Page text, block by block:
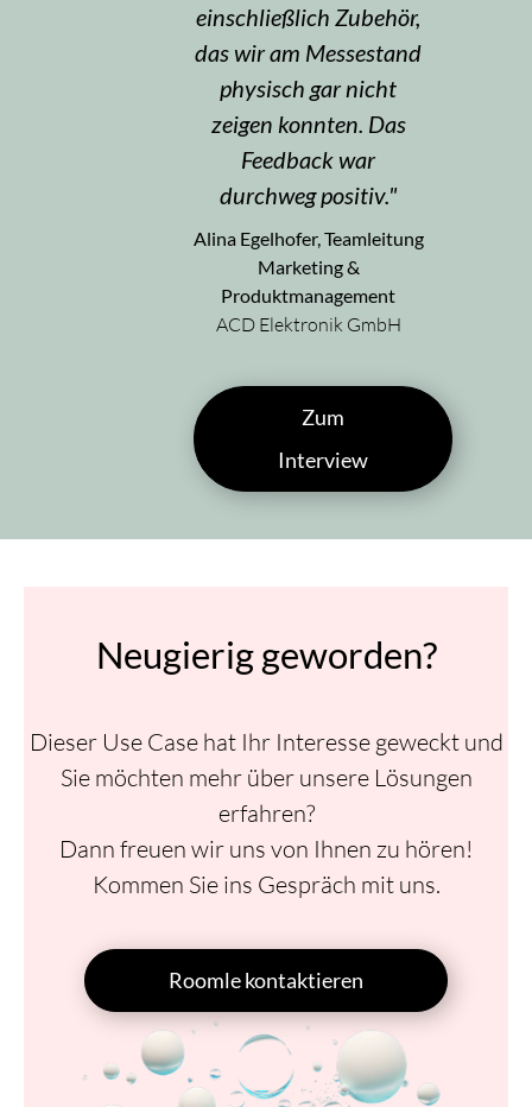
einschließlich Zubehör,
das wir am Messestand
physisch gar nicht
zeigen konnten. Das
Feedback war
durchweg positiv.
Alina Egelhofer, Teamleitung
Marketing &
Produktmanagement
ACD Elektronik GmbH
Zum
Interview
Neugierig geworden?
Dieser Use Case hat Ihr Interesse geweckt und
Sie möchten mehr über unsere Lösungen
erfahren?
Dann freuen wir uns von Ihnen zu hören!
Kommen Sie ins Gespräch mit uns.
Roomle kontaktieren